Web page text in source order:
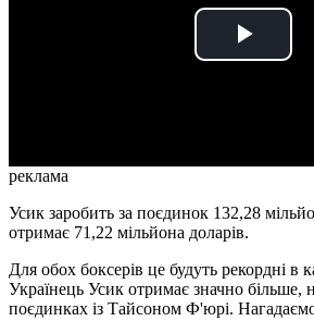
Play
реклама
Усик заробить за поєдинок 132,28
отримає 71,22 мільйона доларів.
Для обох боксерів це будуть рекордні в
Українець Усик отримає значно більше,
поєдинках із Тайсоном Ф'юрі.